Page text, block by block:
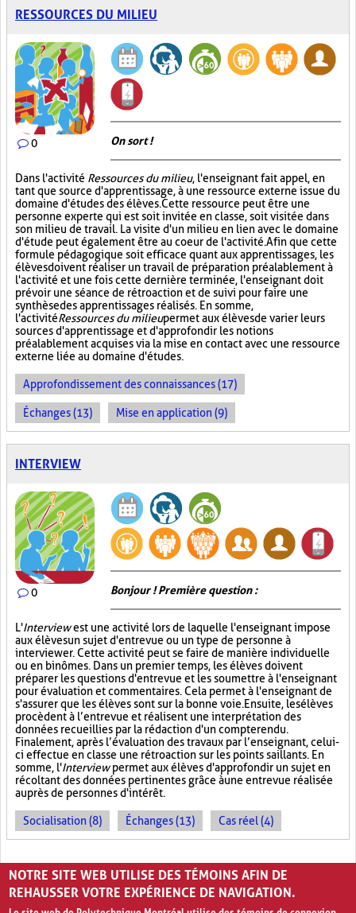
RESSOURCES DU MILIEU
0 On sort !
Dans l'activité Ressources du milieu, l'enseignant fait appel, en
tant que source d'apprentissage, à une ressource externe issue du
domaine d'études des élèves. Cette ressource peut être une
personne experte qui est soit invitée en classe, soit visitée dans
son milieu de travail. La visite d'un milieu en lien avec le domaine
d'étude peut également être au coeur de l'activité. Afin que cette
formule pédagogique soit efficace quant aux apprentissages, les
élèves doivent réaliser un travail de préparation préalablement à
l'activité et une fois cette dernière terminée, l'enseignant doit
prévoir une séance de rétroaction et de suivi pour faire une
synthèse des apprentissages réalisés. En somme,
l'activitéRessources du milieupermet aux élèves de varier leurs
sources d'apprentissage et d'approfondir les notions
préalablement acquises via la mise en contact avec une ressource
externe liée au domaine d'études.
Approfondissement des connaissances (17)
Échanges (13) Mise en application (9)
INTERVIEW
0 Bonjour ! Première question :
L'Interviewest une activité lors de laquelle l'enseignant impose
aux élèves un sujet d'entrevue ou un type de personne à
interviewer. Cette activité peut se faire de manière individuelle
ou en binômes. Dans un premier temps, les élèves doivent
préparer les questions d'entrevue et les soumettre à l'enseignant
pour évaluation et commentaires. Cela permet à l'enseignant de
s'assurer que les élèves sont sur la bonne voie. Ensuite, les élèves
procèdent à l’entrevue et réalisent une interprétation des
données recueillies par la rédaction d'un compte rendu.
Finalement, après l’évaluation des travaux par l’enseignant, celui-
ci effectue en classe une rétroaction sur les points saillants. En
somme, l'Interviewpermet aux élèves d'approfondir un sujet en
récoltant des données pertinentes grâce à une entrevue réalisée
auprès de personnes d'intérêt.
Socialisation (8) Échanges (13) Cas réel (4)
PAGES
1 2 › »
NOTRE SITE WEB UTILISE DES TÉMOINS AFIN DE
REHAUSSER VOTRE EXPÉRIENCE DE NAVIGATION.